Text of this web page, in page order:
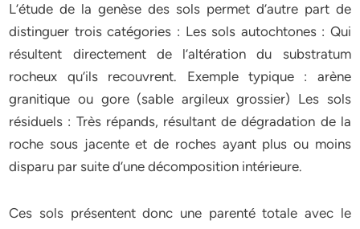
L’étude de la genèse des sols permet d’autre part de
distinguer trois catégories : Les sols autochtones : Qui
résultent directement de l’altération du substratum
rocheux qu’ils recouvrent. Exemple typique : arène
granitique ou gore (sable argileux grossier) Les sols
résiduels : Très répands, résultant de dégradation de la
roche sous jacente et de roches ayant plus ou moins
disparu par suite d’une décomposition intérieure.
Ces sols présentent donc une parenté totale avec le